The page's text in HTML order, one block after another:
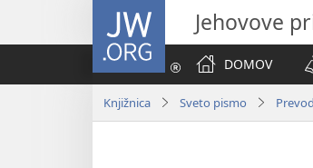
JW.ORG Jehovove
DOMOV
Knjižnica Sveto pismo